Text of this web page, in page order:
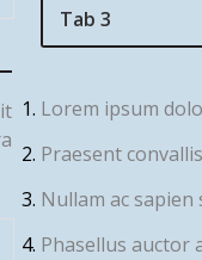
Tab 3
Lorem ipsum
Praesent
Nullam ac sapien
Phasellus auctor